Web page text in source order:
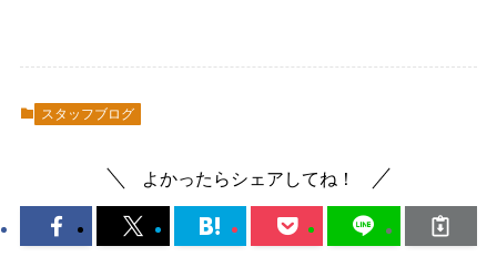
スタッフブログ
よかったらシェアしてね！